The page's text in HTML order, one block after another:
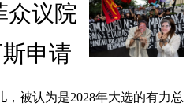
众议院
申请
被认为是2028年大选的有力总